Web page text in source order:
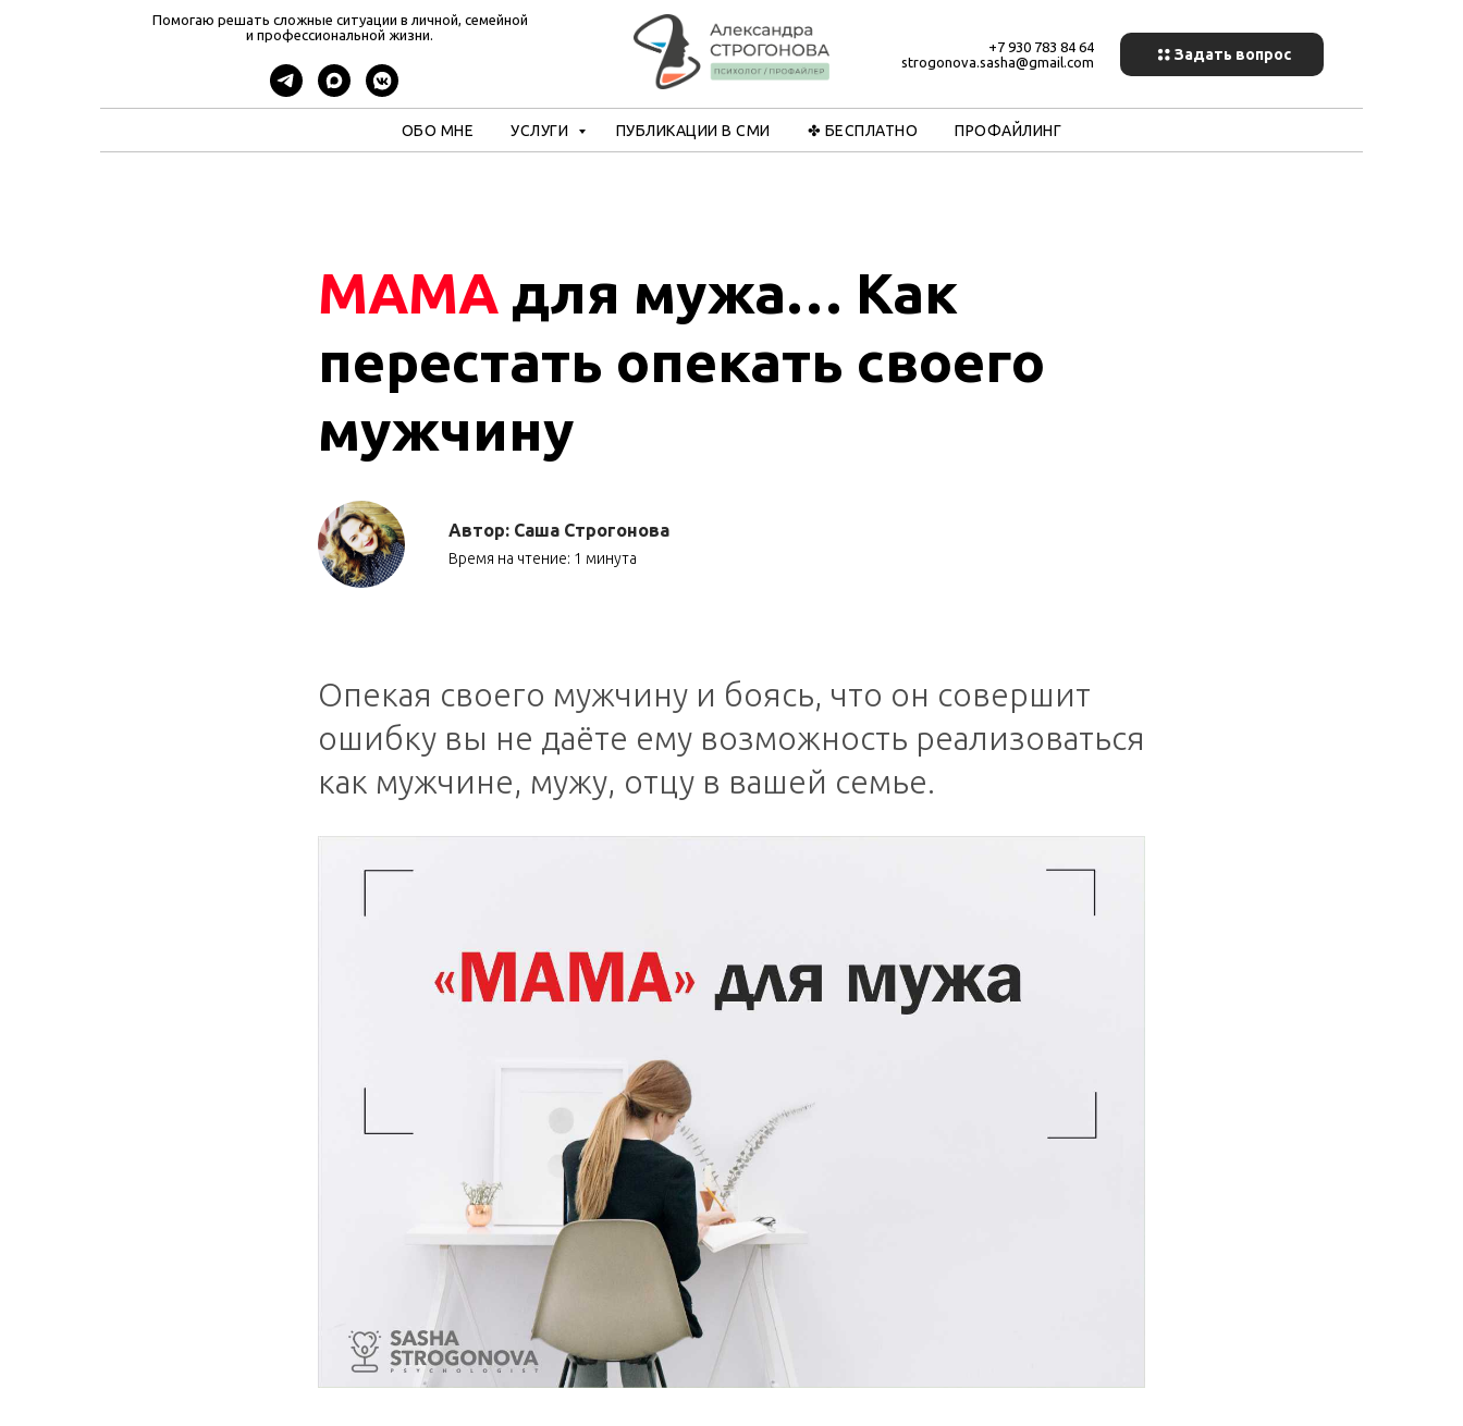
Помогаю решать сложные ситуации в личной, семейной
и профессиональной жизни.
+7 930 783 84 64
strogonova.sasha@gmail.com
Задать вопрос
ОБО МНЕ УСЛУГИ ПУБЛИКАЦИИ В СМИ ✤ БЕСПЛАТНО ПРОФАЙЛИНГ
МАМА для мужа… Как
перестать опекать своего
мужчину
Автор: Саша Строгонова
Время на чтение: 1 минута
Опекая своего мужчину и боясь, что он совершит
ошибку вы не даёте ему возможность реализоваться
как мужчине, мужу, отцу в вашей семье.